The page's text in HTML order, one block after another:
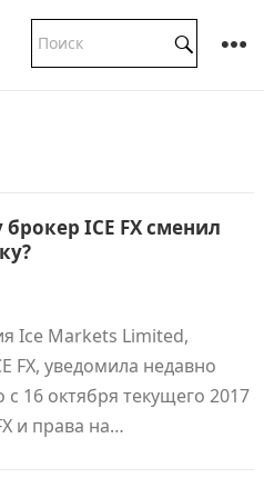
ICE FX сменил
Ice Markets Limited,
FX, уведомила недавно
16 октября текущего 2017
и права на…